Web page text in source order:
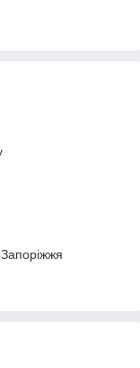
Запоріжжя